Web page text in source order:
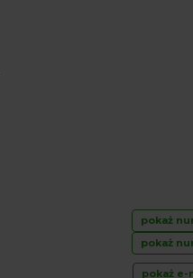
pokaż
pokaż
pokaż e-